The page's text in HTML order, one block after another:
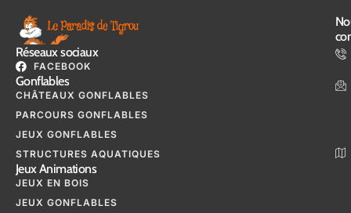
Réseaux sociaux
FACEBOOK
Gonflables
CHÂTEAUX GONFLABLES
PARCOURS GONFLABLES
JEUX GONFLABLES
STRUCTURES AQUATIQUES
Jeux Animations
JEUX EN BOIS
JEUX GONFLABLES